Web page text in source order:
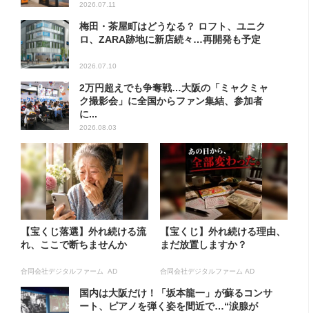
2026.07.11
梅田・茶屋町はどうなる？ ロフト、ユニク
ロ、ZARA跡地に新店続々…再開発も予定
2026.07.10
2万円超えでも争奪戦…大阪の「ミャクミャ
ク撮影会」に全国からファン集結、参加者
に...
2026.08.03
【宝くじ落選】外れ続ける流
れ、ここで断ちませんか
合同会社デジタルファーム AD
【宝くじ】外れ続ける理由、
まだ放置しますか？
合同会社デジタルファーム AD
国内は大阪だけ！「坂本龍一」が蘇るコンサ
ート、ピアノを弾く姿を間近で…“涙腺が